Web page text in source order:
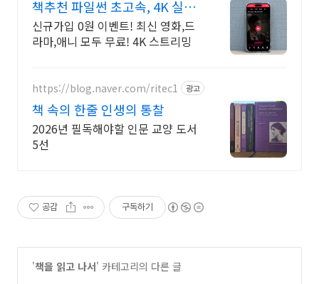
책추천 파일썬 초고속, 4K 실시
간 보기!
신규가입 0원 이벤트! 최신 영화,드
라마,애니 모두 무료! 4K 스트리밍
https://blog.naver.com/ritec1 광고
책 속의 한줄 인생의 통찰
2026년 필독해야할 인문 교양 도서
5선
공감 구독하기
'책을 읽고 나서' 카테고리의 다른 글